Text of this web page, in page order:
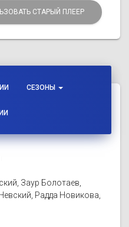
СТАРЫЙ ПЛЕЕР
СЕЗОНЫ
Заур Болотаев,
Радда Новикова,